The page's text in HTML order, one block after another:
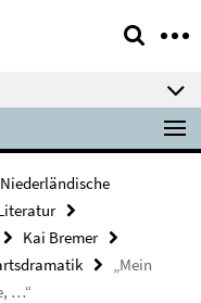
Kai Bremer
„Mein
…“